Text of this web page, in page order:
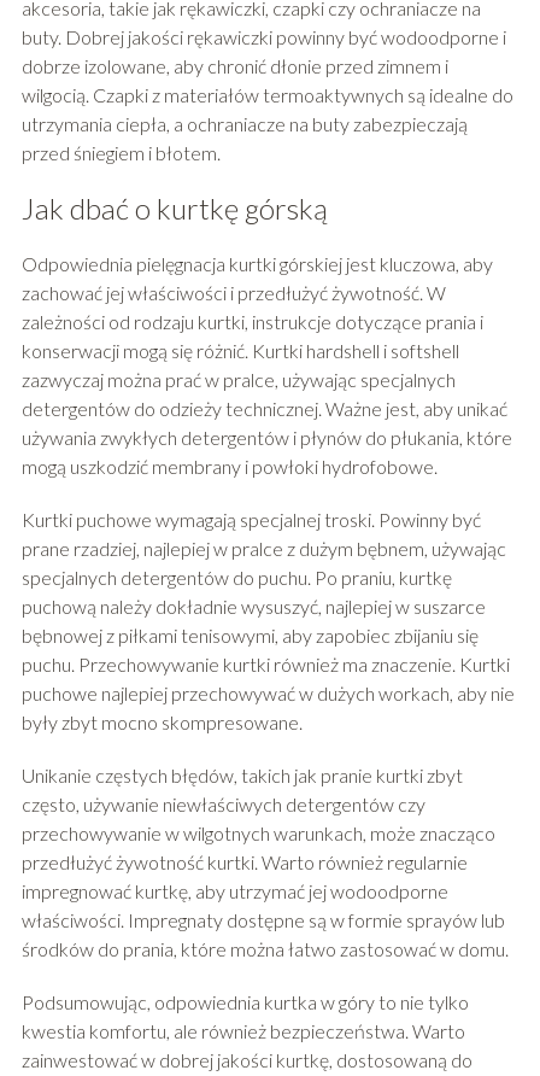
akcesoria, takie jak rękawiczki, czapki czy ochraniacze na
buty. Dobrej jakości rękawiczki powinny być wodoodporne i
dobrze izolowane, aby chronić dłonie przed zimnem i
wilgocią. Czapki z materiałów termoaktywnych są idealne do
utrzymania ciepła, a ochraniacze na buty zabezpieczają
przed śniegiem i błotem.
Jak dbać o kurtkę górską
Odpowiednia pielęgnacja kurtki górskiej jest kluczowa, aby
zachować jej właściwości i przedłużyć żywotność. W
zależności od rodzaju kurtki, instrukcje dotyczące prania i
konserwacji mogą się różnić. Kurtki hardshell i softshell
zazwyczaj można prać w pralce, używając specjalnych
detergentów do odzieży technicznej. Ważne jest, aby unikać
używania zwykłych detergentów i płynów do płukania, które
mogą uszkodzić membrany i powłoki hydrofobowe.
Kurtki puchowe wymagają specjalnej troski. Powinny być
prane rzadziej, najlepiej w pralce z dużym bębnem, używając
specjalnych detergentów do puchu. Po praniu, kurtkę
puchową należy dokładnie wysuszyć, najlepiej w suszarce
bębnowej z piłkami tenisowymi, aby zapobiec zbijaniu się
puchu. Przechowywanie kurtki również ma znaczenie. Kurtki
puchowe najlepiej przechowywać w dużych workach, aby nie
były zbyt mocno skompresowane.
Unikanie częstych błędów, takich jak pranie kurtki zbyt
często, używanie niewłaściwych detergentów czy
przechowywanie w wilgotnych warunkach, może znacząco
przedłużyć żywotność kurtki. Warto również regularnie
impregnować kurtkę, aby utrzymać jej wodoodporne
właściwości. Impregnaty dostępne są w formie sprayów lub
środków do prania, które można łatwo zastosować w domu.
Podsumowując, odpowiednia kurtka w góry to nie tylko
kwestia komfortu, ale również bezpieczeństwa. Warto
zainwestować w dobrej jakości kurtkę, dostosowaną do